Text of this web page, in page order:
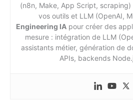
(n8n, Make, App Script,
vos outils et LLM (OpenAI,
Engineering IA pour créer des
mesure : intégration de LLM
assistants métier, génération de
APIs, backends